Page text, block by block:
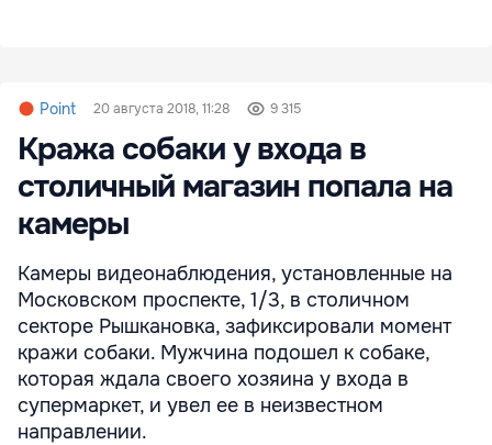
Point 20 августа 2018, 11:28 9 315
Кража собаки у входа в
столичный магазин попала на
камеры
Камеры видеонаблюдения, установленные на
Московском проспекте, 1/3, в столичном
секторе Рышкановка, зафиксировали момент
кражи собаки. Мужчина подошел к собаке,
которая ждала своего хозяина у входа в
супермаркет, и увел ее в неизвестном
направлении.